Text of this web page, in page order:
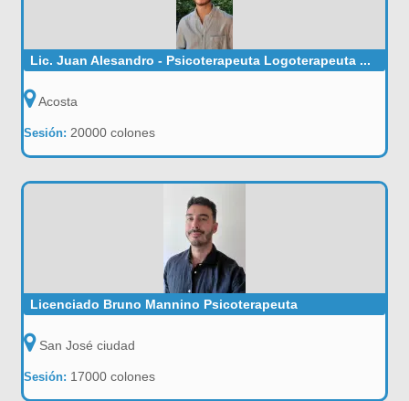
Lic. Juan Alesandro - Psicoterapeuta Logoterapeuta ...
Acosta
Sesión:20000 colones
Licenciado Bruno Mannino Psicoterapeuta
San José ciudad
Sesión: 17000 colones